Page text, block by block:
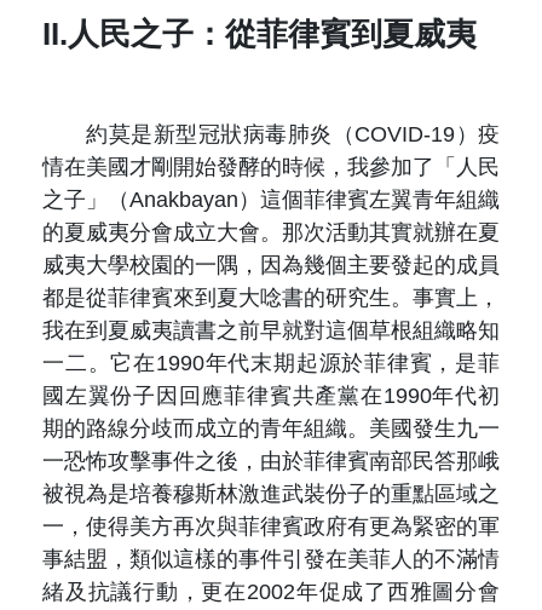
II.人民之子：從菲律賓到夏威夷
約莫是新型冠狀病毒肺炎（COVID-19）疫
情在美國才剛開始發酵的時候，我參加了「人民
之子」（Anakbayan）這個菲律賓左翼青年組織
的夏威夷分會成立大會。那次活動其實就辦在夏
威夷大學校園的一隅，因為幾個主要發起的成員
都是從菲律賓來到夏大唸書的研究生。事實上，
我在到夏威夷讀書之前早就對這個草根組織略知
一二。它在1990年代末期起源於菲律賓，是菲
國左翼份子因回應菲律賓共產黨在1990年代初
期的路線分歧而成立的青年組織。美國發生九一
一恐怖攻擊事件之後，由於菲律賓南部民答那峨
被視為是培養穆斯林激進武裝份子的重點區域之
一，使得美方再次與菲律賓政府有更為緊密的軍
事結盟，類似這樣的事件引發在美菲人的不滿情
緒及抗議行動，更在2002年促成了西雅圖分會